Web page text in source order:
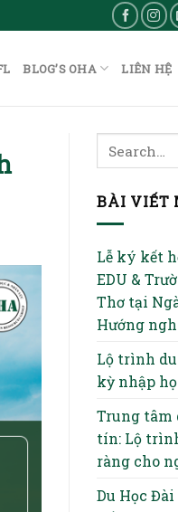
BLOG’S OHA LIÊN HỆ
BÀI VIẾT
Lễ ký kết
EDU &
Thơ tại
Hướng
Lộ trình
kỳ nhập
Trung tâm
tín: Lộ
ràng cho
Du Học Đài